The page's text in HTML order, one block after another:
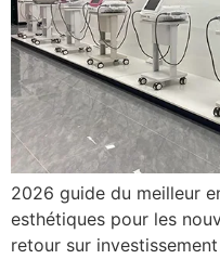
2026 guide du meilleur
esthétiques pour les
retour sur